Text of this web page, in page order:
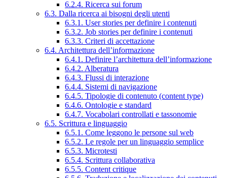
6.2.4. Ricerca sui forum
6.3. Dalla ricerca ai bisogni degli utenti
6.3.1. User stories per definire i contenuti
6.3.2. Job stories per definire i contenuti
6.3.3. Criteri di accettazione
6.4. Architettura dell’informazione
6.4.1. Definire l’architettura dell’informazione
6.4.2. Alberatura
6.4.3. Flussi di interazione
6.4.4. Sistemi di navigazione
6.4.5. Tipologie di contenuto (content type)
6.4.6. Ontologie e standard
6.4.7. Vocabolari controllati e tassonomie
6.5. Scrittura e linguaggio
6.5.1. Come leggono le persone sul web
6.5.2. Le regole per un linguaggio semplice
6.5.3. Microtesti
6.5.4. Scrittura collaborativa
6.5.5. Content critique